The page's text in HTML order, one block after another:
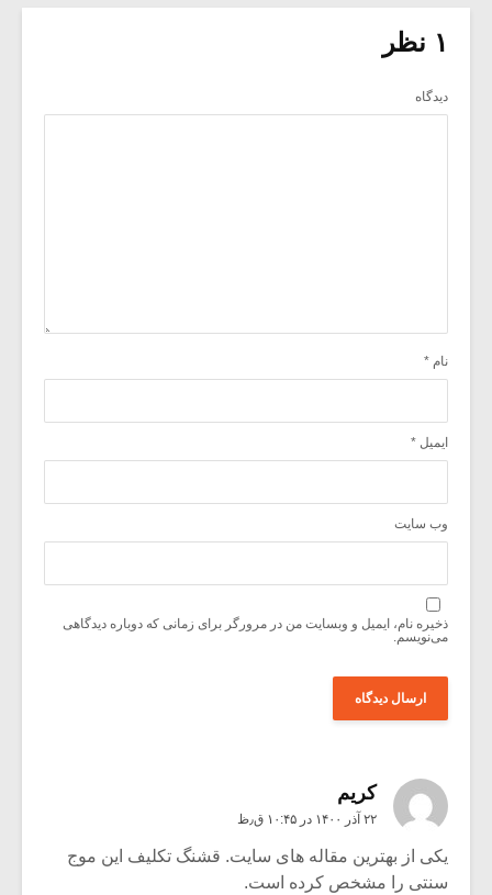
۱ نظر
دیدگاه
نام *
ایمیل *
وب‌ سایت
ذخیره نام، ایمیل و وبسایت من در مرورگر برای زمانی که دوباره دیدگاهی
می‌نویسم.
کریم
۲۲ آذر ۱۴۰۰ در ۱۰:۴۵ ق٫ظ
یکی از بهترین مقاله های سایت. قشنگ تکلیف این موج
سنتی را مشخص کرده است.